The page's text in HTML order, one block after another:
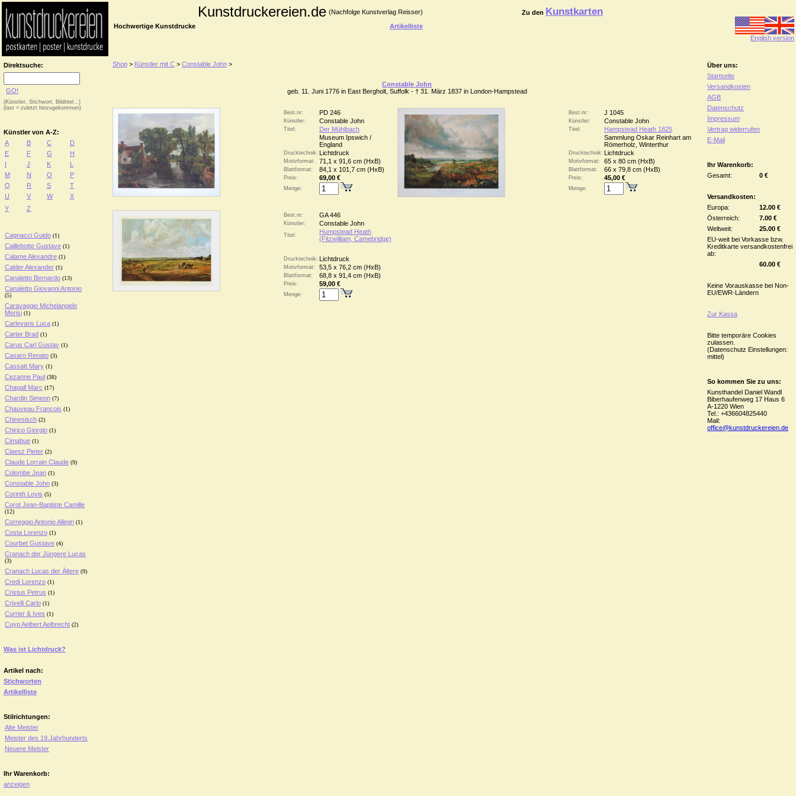
Kunstdruckereien.de (Nachfolge Kunstverlag Reisser) Zu den Kunstkarten
Hochwertige Kunstdrucke
Artikelliste
English version
Direktsuche:
GO!
(Künstler, Stichwort, Bildtitel...)
(last = zuletzt hinzugekommen)
Künstler von A-Z:
A
B C
D
E
F G
H
I
J K
L
M
N O
P
Q
R S
T
U
V W
X
Y
Z
Cagnacci Guido (1)
Caillebotte Gustave (1)
Calame Alexandre (1)
Calder Alexander (1)
Canaletto Bernardo (13)
Canaletto Giovanni Antonio
(5)
Caravaggio Michelangelo
Merisi (1)
Carlevaris Luca (1)
Carter Brad (1)
Carus Carl Gustav (1)
Casaro Renato (3)
Cassatt Mary (1)
Cezanne Paul (38)
Chagall Marc (17)
Chardin Simeon (7)
Chauveau Francois (1)
Chinesisch (2)
Chirico Giorgio (1)
Cimabue (1)
Claesz Pieter (2)
Claude Lorrain Claude (9)
Colombe Jean (1)
Constable John (3)
Corinth Lovis (5)
Corot Jean-Baptiste Camille
(12)
Correggio Antonio Allegri (1)
Costa Lorenzo (1)
Courbet Gustave (4)
Cranach der Jüngere Lucas
(3)
Cranach Lucas der Ältere (9)
Credi Lorenzo (1)
Cristus Petrus (1)
Crivelli Carlo (1)
Currier & Ives (1)
Cuyp Aelbert Aelbrecht (2)
Was ist Lichtdruck?
Artikel nach:
Stichworten
Artikelliste
Stilrichtungen:
Alte Meister
Meister des 19.Jahrhunderts
Neuere Meister
Ihr Warenkorb:
anzeigen
Shop > Künstler mit C > Constable John >
Constable John
geb. 11. Juni 1776 in East Bergholt, Suffolk - † 31. März 1837 in London-Hampstead
Best.nr: PD 246
Künstler: Constable John
Titel:
Der Mühlbach
Museum Ipswich /
England
Drucktechnik: Lichtdruck
Motivformat: 71,1 x 91,6 cm (HxB)
Blattformat: 84,1 x 101,7 cm (HxB)
Preis: 69,00 €
Menge:
Best.nr: J 1045
Künstler: Constable John
Titel:
Hampstead Heath 1825
Sammlung Oskar Reinhart am
Römerholz, Winterthur
Drucktechnik: Lichtdruck
Motivformat: 65 x 80 cm (HxB)
Blattformat: 66 x 79,8 cm (HxB)
Preis: 45,00 €
Menge:
Best.nr: GA 446
Künstler: Constable John
Titel:
Humpstead Heath
(Fitzwilliam, Camebridge)
Drucktechnik: Lichtdruck
Motivformat: 53,5 x 76,2 cm (HxB)
Blattformat: 68,8 x 91,4 cm (HxB)
Preis: 59,00 €
Menge:
Über uns:
Startseite
Versandkosten
AGB
Datenschutz
Impressum
Vertrag widerrufen
E-Mail
Ihr Warenkorb:
Gesamt:
0 €
Versandkosten:
Europa:
12.00 €
Österreich:
7.00 €
Weltweit:
25.00 €
EU-weit bei Vorkasse bzw.
Kreditkarte versandkostenfrei
ab:
60.00 €
Keine Vorauskasse bei Non-
EU/EWR-Ländern
Zur Kassa
Bitte temporäre Cookies
zulassen.
(Datenschutz Einstellungen:
mittel)
So kommen Sie zu uns:
Kunsthandel Daniel Wandl
Biberhaufenweg 17 Haus 6
A-1220 Wien
Tel.: +436604825440
Mail:
office@kunstdruckereien.de